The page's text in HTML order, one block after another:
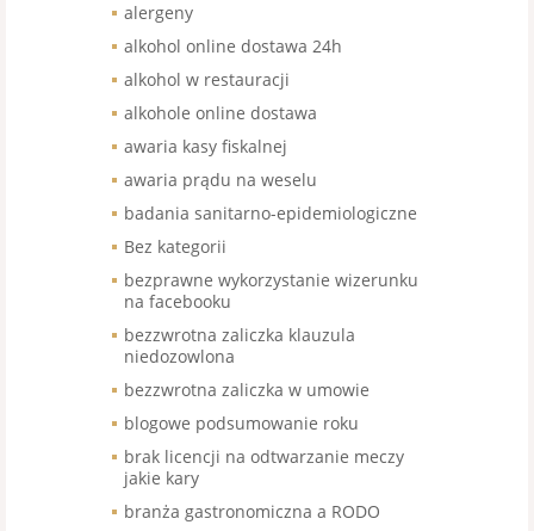
alergeny
alkohol online dostawa 24h
alkohol w restauracji
alkohole online dostawa
awaria kasy fiskalnej
awaria prądu na weselu
badania sanitarno-epidemiologiczne
Bez kategorii
bezprawne wykorzystanie wizerunku
na facebooku
bezzwrotna zaliczka klauzula
niedozowlona
bezzwrotna zaliczka w umowie
blogowe podsumowanie roku
brak licencji na odtwarzanie meczy
jakie kary
branża gastronomiczna a RODO